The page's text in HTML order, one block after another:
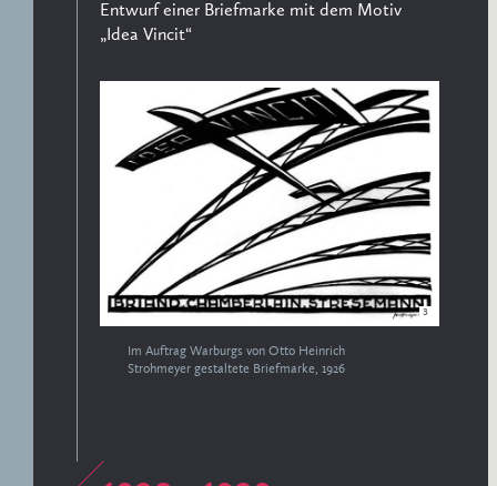
Entwurf einer Briefmarke mit dem Motiv
„Idea Vincit“
3
Im Auftrag Warburgs von Otto Heinrich
Strohmeyer gestaltete Briefmarke, 1926